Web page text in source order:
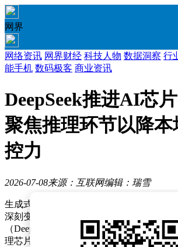
网界
网络资讯 网界财经 科技人物 数据洞察 行
能手机 数码极客 商业资讯
DeepSeek推进AI芯
聚焦推理环节以降
控力
2026-07-08来源：互联网编辑：瑞雪
生成式人工智能技术的爆发式增长，正推
深刻变革。据行业观察人士透露，国内知
（DeepSeek）已悄然启动芯片研发计划
理芯片领域开辟新赛道。这一战略调整与